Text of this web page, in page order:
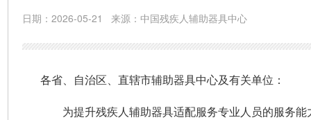
日期： 2026-05-21 来源： 中国残疾人辅助器具中心
各省、自治区、直辖市辅助器具中心及有关单位：
为提升残疾人辅助器具适配服务专业人员的服务